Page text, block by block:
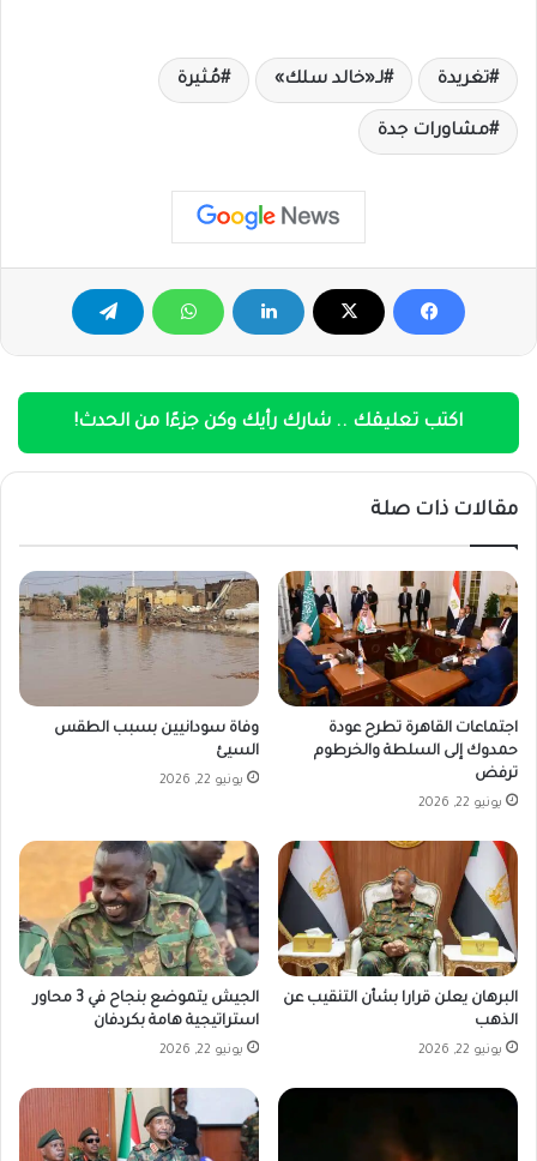
تغريدة لـ«خالد سلك» مُثيرة
مشاورات جدة
اكتب تعليقك .. شارك رأيك وكن جزءًا من الحدث!
مقالات ذات صلة
اجتماعات القاهرة تطرح عودة
حمدوك إلى السلطة والخرطوم
ترفض
يونيو 22, 2026
وفاة سودانيين بسبب الطقس
السيئ
يونيو 22, 2026
البرهان يعلن قرارا بشأن التنقيب عن
الذهب
يونيو 22, 2026
الجيش يتموضع بنجاح في 3 محاور
استراتيجية هامة بكردفان
يونيو 22, 2026